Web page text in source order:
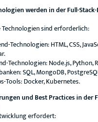
werden in der Full-
Technologien sind erforderlich:
Technologien: HTML, CSS,
Technologien: Node.js, Python,
SQL, MongoDB,
Tools: Docker, Kubernetes.
und Best Practices in der
erfordert: